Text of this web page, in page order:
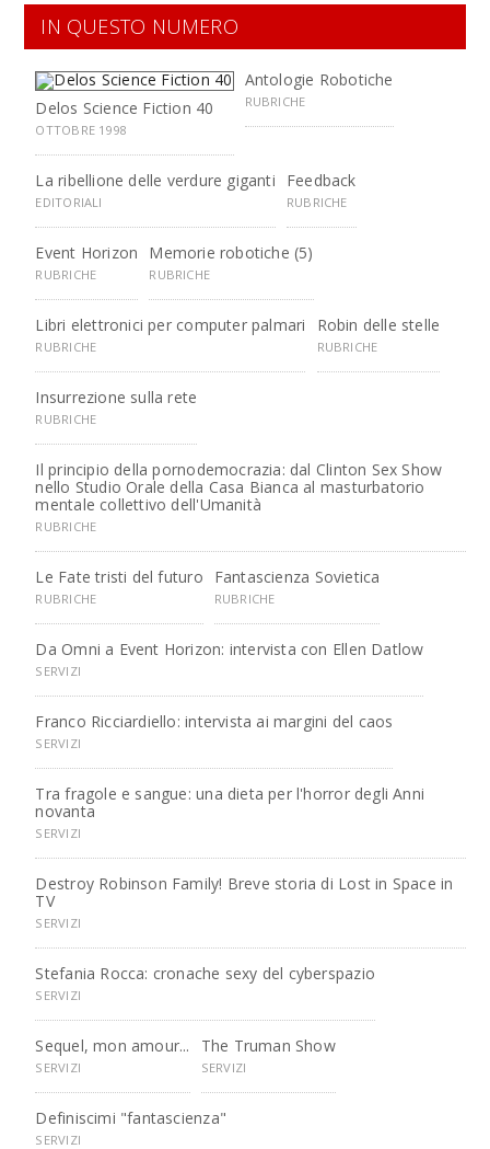
IN QUESTO NUMERO
Delos Science Fiction 40
OTTOBRE 1998
Antologie Robotiche
RUBRICHE
La ribellione delle verdure giganti
EDITORIALI
Feedback
RUBRICHE
Event Horizon
RUBRICHE
Memorie robotiche (5)
RUBRICHE
Libri elettronici per computer palmari
RUBRICHE
Robin delle stelle
RUBRICHE
Insurrezione sulla rete
RUBRICHE
Il principio della pornodemocrazia: dal Clinton Sex Show
nello Studio Orale della Casa Bianca al masturbatorio
mentale collettivo dell'Umanità
RUBRICHE
Le Fate tristi del futuro
RUBRICHE
Fantascienza Sovietica
RUBRICHE
Da Omni a Event Horizon: intervista con Ellen Datlow
SERVIZI
Franco Ricciardiello: intervista ai margini del caos
SERVIZI
Tra fragole e sangue: una dieta per l'horror degli Anni
novanta
SERVIZI
Destroy Robinson Family! Breve storia di Lost in Space in
TV
SERVIZI
Stefania Rocca: cronache sexy del cyberspazio
SERVIZI
Sequel, mon amour...
SERVIZI
The Truman Show
SERVIZI
Definiscimi "fantascienza"
SERVIZI